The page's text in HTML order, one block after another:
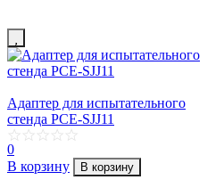
Адаптер для испытательного
стенда PCE-SJJ11
0
В корзину
В корзину